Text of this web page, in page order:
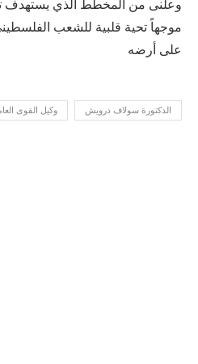
وعلنى من المخطط الذي يستهدف
موجهاً تحية قلبية للشعب
على أرضه
الدكتورة سولاف درويش وكيل القوى